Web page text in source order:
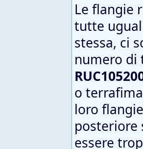
Le flangie
tutte
stessa, ci
numero
o
loro
posteriore
essere